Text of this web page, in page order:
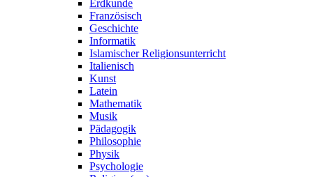
Erdkunde
Französisch
Geschichte
Informatik
Islamischer Religionsunterricht
Italienisch
Kunst
Latein
Mathematik
Musik
Pädagogik
Philosophie
Physik
Psychologie